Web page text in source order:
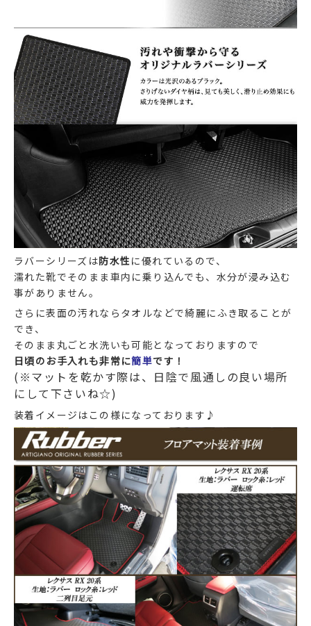
ラバーシリーズは防水性 に優れているので、
濡れた靴でそのまま車内に乗り込んでも、水分が浸み込む
事がありません。
さらに表面の汚れならタオルなどで綺麗にふき取ることが
でき、
そのまま丸ごと水洗いも可能となっておりますので
日頃のお手入れも非常に簡単です！
(※マットを乾かす際は、日陰で風通しの良い場所
にして下さいね☆)
装着イメージはこの様になっております♪